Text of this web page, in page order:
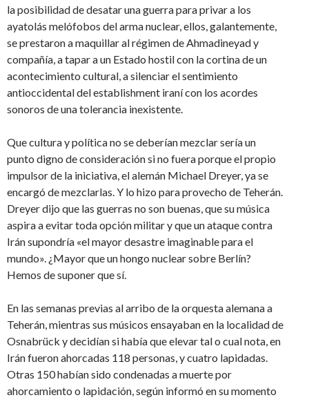
la posibilidad de desatar una guerra para privar a los
ayatolás melófobos del arma nuclear, ellos, galantemente,
se prestaron a maquillar al régimen de Ahmadineyad y
compañía, a tapar a un Estado hostil con la cortina de un
acontecimiento cultural, a silenciar el sentimiento
antioccidental del establishment iraní con los acordes
sonoros de una tolerancia inexistente.
Que cultura y política no se deberían mezclar sería un
punto digno de consideración si no fuera porque el propio
impulsor de la iniciativa, el alemán Michael Dreyer, ya se
encargó de mezclarlas. Y lo hizo para provecho de Teherán.
Dreyer dijo que las guerras no son buenas, que su música
aspira a evitar toda opción militar y que un ataque contra
Irán supondría «el mayor desastre imaginable para el
mundo». ¿Mayor que un hongo nuclear sobre Berlín?
Hemos de suponer que sí.
En las semanas previas al arribo de la orquesta alemana a
Teherán, mientras sus músicos ensayaban en la localidad de
Osnabrück y decidían si había que elevar tal o cual nota, en
Irán fueron ahorcadas 118 personas, y cuatro lapidadas.
Otras 150 habían sido condenadas a muerte por
ahorcamiento o lapidación, según informó en su momento